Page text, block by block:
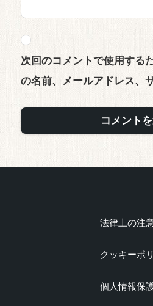
次回のコメントで使用する
の名前、メールアドレス、
法律上の注
クッキーポ
個人情報保